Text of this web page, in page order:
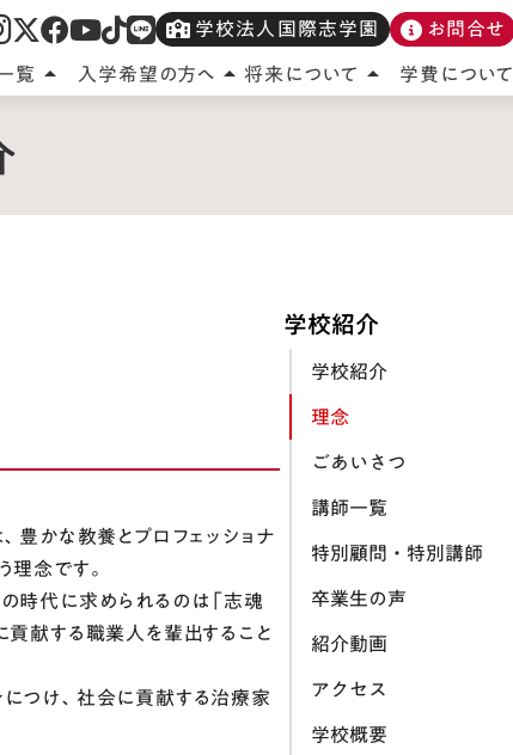
豊かな教養とプロフェッショナ
念です。
時代に求められるのは「志魂
献する職業人を輩出すること
つけ、社会に貢献する治療家
学校紹介
学校紹介
理念
ごあいさつ
講師一覧
特別顧問・特別講師
卒業生の声
紹介動画
アクセス
学校概要
学校法人国際志学園 お問合せ
覧 arrow_drop_up 入学希望の方へ arrow_drop_up 将来について arrow_drop_up 学費について